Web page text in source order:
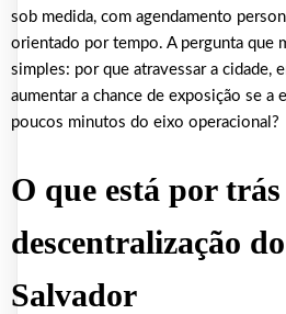
sob medida, com agendamento
orientado por tempo. A pergunta que
simples: por que atravessar a cidade,
aumentar a chance de exposição se a
poucos minutos do eixo operacional?
O que está por
descentralização
Salvador